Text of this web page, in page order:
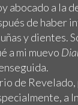
abocado a la
de haber
y dientes.
a mi muevo
de
a